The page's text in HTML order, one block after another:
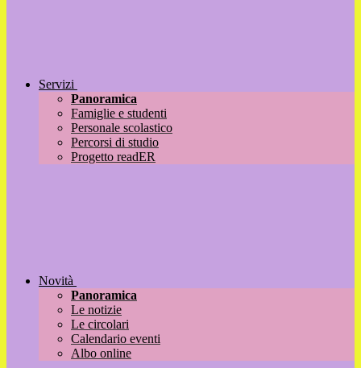
Servizi
Panoramica
Famiglie e studenti
Personale scolastico
Percorsi di studio
Progetto readER
Novità
Panoramica
Le notizie
Le circolari
Calendario eventi
Albo online